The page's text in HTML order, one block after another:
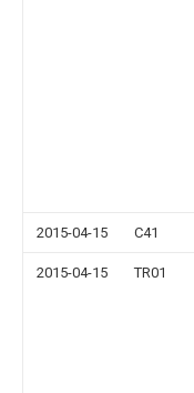
2015-04-15 C41
2015-04-15 TR01